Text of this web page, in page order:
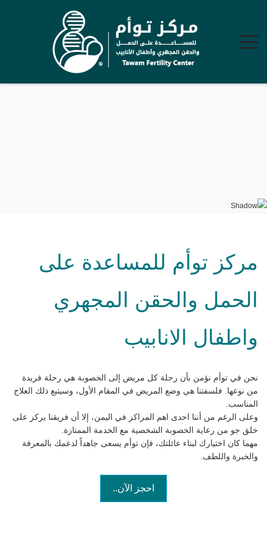
مركز توأم للمساعدة على
الحمل والحقن المجهري
واطفال الانابيب
نحن في توأم نؤمن بأن رحلة كل مريض إلى الخصوبة هي رحلة فريدة
من نوعها. فلسفتنا هي وضع المريض في المقام الأول، وسيتبع ذلك العلاج
المناسب.
وعلى الرغم من أننا احدى اهم المراكز في اليمن، إلا أن فريقنا يركز على
خلق جو من رعاية الخصوبة الشخصية مع الخدمة الممتازة.
مهما كان اختيارك لبناء عائلتك، فإن توأم يسعى جاهداً لدعمك بالمعرفة
والخبرة واللطف.
احجز الآن..